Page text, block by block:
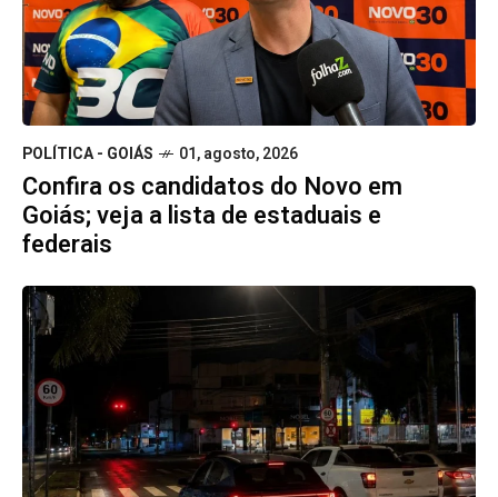
POLÍTICA - GOIÁS 01, agosto, 2026
Confira os candidatos do Novo em
Goiás; veja a lista de estaduais e
federais